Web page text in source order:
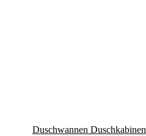
Duschwannen Duschkabinen